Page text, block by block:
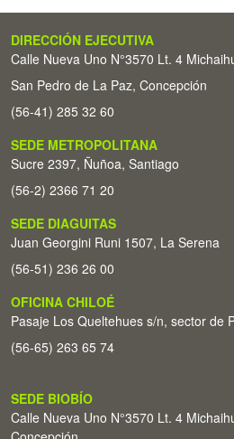
DIRECCIÓN EJECUTIVA
Calle Nueva Uno N°3570 Lt. 4
San Pedro de La Paz, Concepción
(56-41) 285 32 60
SEDE METROPOLITANA
Sucre 2397, Ñuñoa, Santiago
(56-2) 2366 71 20
SEDE DIAGUITAS
Juan Georgini Runi 1507, La Serena
(56-51) 236 26 00
OFICINA CHILOÉ
Pasaje Los Queltehues s/n, sector de
(56-65) 263 65 74
SEDE BIOBÍO
Calle Nueva Uno N°3570 Lt. 4